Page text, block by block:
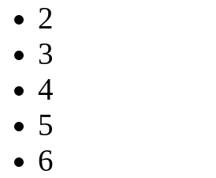
2
3
4
5
6